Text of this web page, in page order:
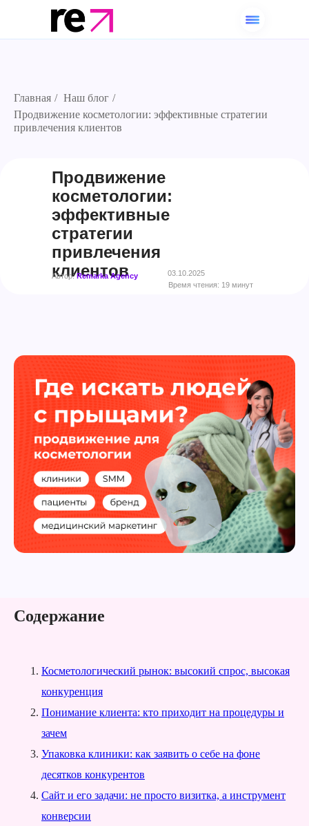
Главная / Наш блог /
Продвижение косметологии: эффективные стратегии
привлечения клиентов
Продвижение
косметологии:
эффективные
стратегии
привлечения
клиентов
Автор:Remarka Agency
03.10.2025
Время чтения: 19 минут
Содержание
Косметологический рынок: высокий спрос, высокая
конкуренция
Понимание клиента: кто приходит на процедуры и
зачем
Упаковка клиники: как заявить о себе на фоне
десятков конкурентов
Сайт и его задачи: не просто визитка, а инструмент
конверсии